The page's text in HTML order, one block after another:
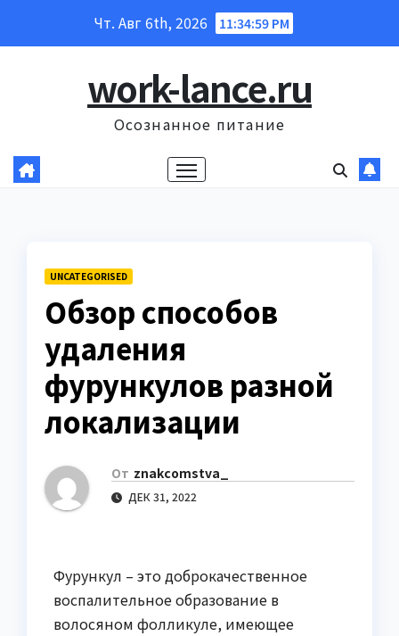
Чт. Авг 6th, 2026 11:35:00 PM
work-lance.ru
Осознанное питание
UNCATEGORISED
Обзор способов
удаления
фурункулов разной
локализации
От znakcomstva_
ДЕК 31, 2022
Фурункул – это доброкачественное
воспалительное образование в
волосяном фолликуле, имеющее